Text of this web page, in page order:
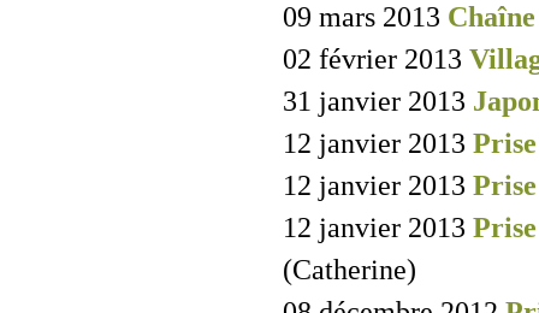
09 mars 2013
02 février 2013
31 janvier 2013
12 janvier 2013
12 janvier 2013
12 janvier 2013
(Catherine)